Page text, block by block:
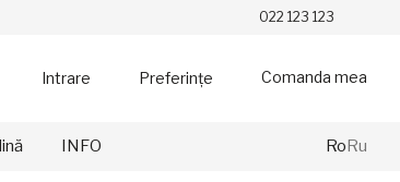
022 123 123
Intrare Preferințe Comanda mea
INFO RoRu